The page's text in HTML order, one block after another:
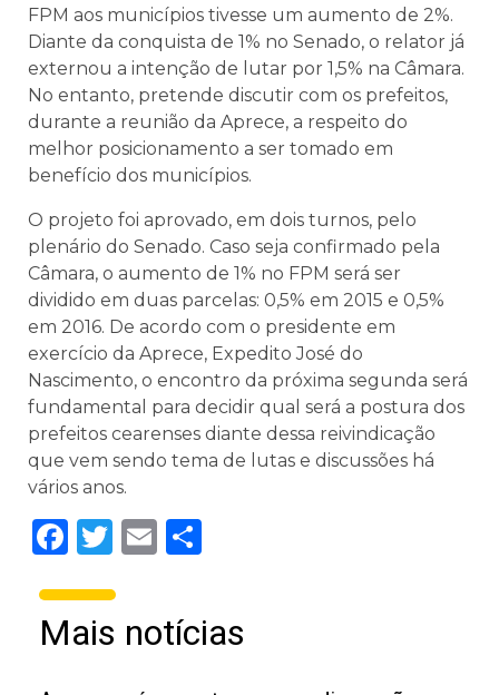
FPM aos municípios tivesse um aumento de 2%.
Diante da conquista de 1% no Senado, o relator já
externou a intenção de lutar por 1,5% na Câmara.
No entanto, pretende discutir com os prefeitos,
durante a reunião da Aprece, a respeito do
melhor posicionamento a ser tomado em
benefício dos municípios.
O projeto foi aprovado, em dois turnos, pelo
plenário do Senado. Caso seja confirmado pela
Câmara, o aumento de 1% no FPM será ser
dividido em duas parcelas: 0,5% em 2015 e 0,5%
em 2016. De acordo com o presidente em
exercício da Aprece, Expedito José do
Nascimento, o encontro da próxima segunda será
fundamental para decidir qual será a postura dos
prefeitos cearenses diante dessa reivindicação
que vem sendo tema de lutas e discussões há
vários anos.
Facebook
Twitter
Email
Mais notícias